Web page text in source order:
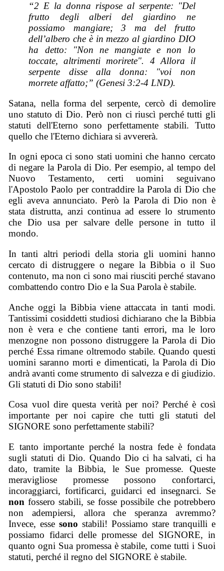
“2 E la donna rispose al serpente: "Del
frutto degli alberi del giardino ne
possiamo mangiare; 3 ma del frutto
dell’albero che è in mezzo al giardino DIO
ha detto: "Non ne mangiate e non lo
toccate, altrimenti morirete". 4 Allora il
serpente disse alla donna: "voi non
morrete affatto;” (Genesi 3:2-4 LND).
Satana, nella forma del serpente, cercò di demolire
uno statuto di Dio. Però non ci riuscì perché tutti gli
statuti dell'Eterno sono perfettamente stabili. Tutto
quello che l'Eterno dichiara si avvererà.
In ogni epoca ci sono stati uomini che hanno cercato
di negare la Parola di Dio. Per esempio, al tempo del
Nuovo Testamento, certi uomini seguivano
l'Apostolo Paolo per contraddire la Parola di Dio che
egli aveva annunciato. Però la Parola di Dio non è
stata distrutta, anzi continua ad essere lo strumento
che Dio usa per salvare delle persone in tutto il
mondo.
In tanti altri periodi della storia gli uomini hanno
cercato di distruggere o negare la Bibbia o il Suo
contenuto, ma non ci sono mai riusciti perché stavano
combattendo contro Dio e la Sua Parola è stabile.
Anche oggi la Bibbia viene attaccata in tanti modi.
Tantissimi cosiddetti studiosi dichiarano che la Bibbia
non è vera e che contiene tanti errori, ma le loro
menzogne non possono distruggere la Parola di Dio
perché Essa rimane oltremodo stabile. Quando questi
uomini saranno morti e dimenticati, la Parola di Dio
andrà avanti come strumento di salvezza e di giudizio.
Gli statuti di Dio sono stabili!
Cosa vuol dire questa verità per noi? Perché è così
importante per noi capire che tutti gli statuti del
SIGNORE sono perfettamente stabili?
E tanto importante perché la nostra fede è fondata
sugli statuti di Dio. Quando Dio ci ha salvati, ci ha
dato, tramite la Bibbia, le Sue promesse. Queste
meravigliose promesse possono confortarci,
incoraggiarci, fortificarci, guidarci ed insegnarci. Se
non fossero stabili, se fosse possibile che potrebbero
non adempiersi, allora che speranza avremmo?
Invece, essesono stabili! Possiamo stare tranquilli e
possiamo fidarci delle promesse del SIGNORE, in
quanto ogni Sua promessa è stabile, come tutti i Suoi
statuti, perché il regno del SIGNORE è stabile.